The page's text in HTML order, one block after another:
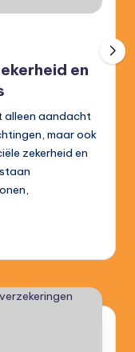
en
alleen aandacht
maar ook
zekerheid en